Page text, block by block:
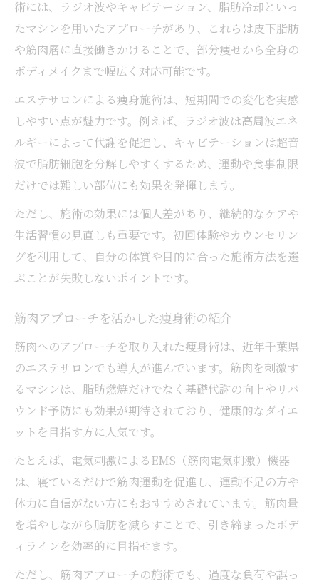
術には、ラジオ波やキャビテーション、脂肪冷却といっ
たマシンを用いたアプローチがあり、これらは皮下脂肪
や筋肉層に直接働きかけることで、部分痩せから全身の
ボディメイクまで幅広く対応可能です。
エステサロンによる痩身施術は、短期間での変化を実感
しやすい点が魅力です。例えば、ラジオ波は高周波エネ
ルギーによって代謝を促進し、キャビテーションは超音
波で脂肪細胞を分解しやすくするため、運動や食事制限
だけでは難しい部位にも効果を発揮します。
ただし、施術の効果には個人差があり、継続的なケアや
生活習慣の見直しも重要です。初回体験やカウンセリン
グを利用して、自分の体質や目的に合った施術方法を選
ぶことが失敗しないポイントです。
筋肉アプローチを活かした痩身術の紹介
筋肉へのアプローチを取り入れた痩身術は、近年千葉県
のエステサロンでも導入が進んでいます。筋肉を刺激す
るマシンは、脂肪燃焼だけでなく基礎代謝の向上やリバ
ウンド予防にも効果が期待されており、健康的なダイエ
ットを目指す方に人気です。
たとえば、電気刺激によるEMS（筋肉電気刺激）機器
は、寝ているだけで筋肉運動を促進し、運動不足の方や
体力に自信がない方にもおすすめされています。筋肉量
を増やしながら脂肪を減らすことで、引き締まったボデ
ィラインを効率的に目指せます。
ただし、筋肉アプローチの施術でも、過度な負荷や誤っ